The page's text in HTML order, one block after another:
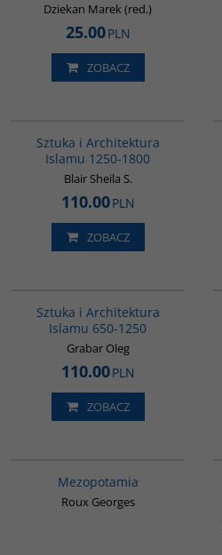
Dziekan Marek (red.)
25.00PLN
ZOBACZ
Sztuka i Architektura
Islamu 1250-1800
Blair Sheila S.
110.00PLN
ZOBACZ
Sztuka i Architektura
Islamu 650-1250
Grabar Oleg
110.00PLN
ZOBACZ
Mezopotamia
Roux Georges